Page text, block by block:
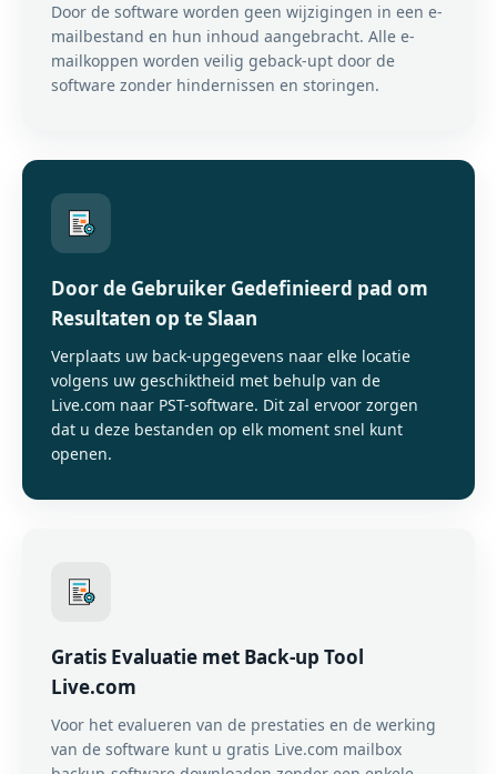
Door de software worden geen wijzigingen in een e-
mailbestand en hun inhoud aangebracht. Alle e-
mailkoppen worden veilig geback-upt door de
software zonder hindernissen en storingen.
Door de Gebruiker Gedefinieerd pad om
Resultaten op te Slaan
Verplaats uw back-upgegevens naar elke locatie
volgens uw geschiktheid met behulp van de
Live.com naar PST-software. Dit zal ervoor zorgen
dat u deze bestanden op elk moment snel kunt
openen.
Gratis Evaluatie met Back-up Tool
Live.com
Voor het evalueren van de prestaties en de werking
van de software kunt u gratis Live.com mailbox